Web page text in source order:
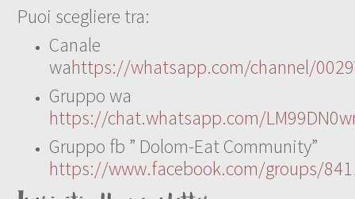
Puoi scegliere tra:
Canale
wahttps://whatsapp.com/channel/
Gruppo wa
https://chat.whatsapp.com/
Gruppo fb ” Dolom-Eat Community”
https://www.facebook.com/groups/